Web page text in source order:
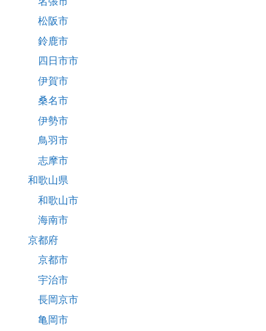
松阪市
鈴鹿市
四日市市
伊賀市
桑名市
伊勢市
鳥羽市
志摩市
和歌山県
和歌山市
海南市
京都府
京都市
宇治市
長岡京市
亀岡市